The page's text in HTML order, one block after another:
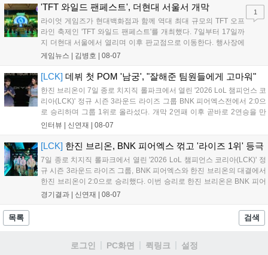
17일까지 이어지는 이번 행사는 신규 세트 체험과 공연 등 다양한 즐길
거리를 제공하며, 이후 현대백화점 판교점에서도 행사가 이어질 예정입
니다. 연말에는 라스베이거스 오픈이 개최됩니다....
'TFT 와일드 팬페스트', 더현대 서울서 개막
라이엇 게임즈가 현대백화점과 함께 역대 최대 규모의 TFT 오프
라인 축제인 'TFT 와일드 팬페스트'를 개최했다. 7일부터 17일까
지 더현대 서울에서 열리며 이후 판교점으로 이동한다. 행사장에
는 체험, 스페셜, 무대 존이 마련됐으며 8일 오후 2시 인비테이셔
연 등 다채로운 일정이 준비되어 있다. 사전 예약은 조기 마감될
게임뉴스 | 김병호 | 08-07
1
[LCK] 데뷔 첫 POM '남궁', "잘해준 팀원들에게 고마워"
한진 브리온이 7일 종로 치지직 롤파크에서 열린 '2026 LoL 챔피언스 코
리아(LCK)' 정규 시즌 3라운드 라이즈 그룹 BNK 피어엑스전에서 2:0으
로 승리하며 그룹 1위로 올라섰다. 개막 2연패 이후 곧바로 2연승을 만
들어내면서 이어질 4라운드에 대한 기대감을 올렸다. 다음은 이날 데뷔
인터뷰 | 신연재 | 08-07
[LCK] 한진 브리온, BNK 피어엑스 꺾고 '라이즈 1위' 등극
7일 종로 치지직 롤파크에서 열린 '2026 LoL 챔피언스 코리아(LCK)' 정
규 시즌 3라운드 라이즈 그룹, BNK 피어엑스와 한진 브리온의 대결에서
한진 브리온이 2:0으로 승리했다. 이번 승리로 한진 브리온은 BNK 피어
엑스를 제치고 라이즈 그룹 1위로 올라섰다. 1세트, 한진 브리온이 '로머'
경기결과 | 신연재 | 08-07
목록 검색
로그인 PC화면 퀵링크
설정